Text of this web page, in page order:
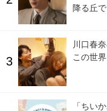
降る丘
川口春
この世
「ちい